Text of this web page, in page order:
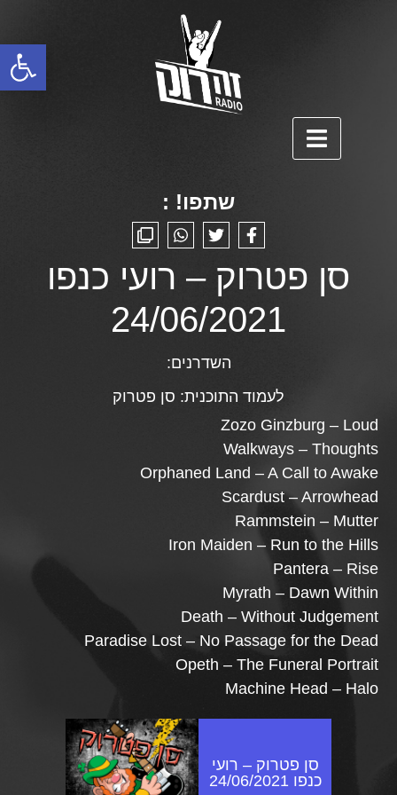
פתח סרגל נגישות
שתפו! :
סן פטרוק – רועי כנפו
24/06/2021
השדרנים:
לעמוד התוכנית: סן פטרוק
Zozo Ginzburg – Loud
Walkways – Thoughts
Orphaned Land – A Call to Awake
Scardust – Arrowhead
Rammstein – Mutter
Iron Maiden – Run to the Hills
Pantera – Rise
Myrath – Dawn Within
Death – Without Judgement
Paradise Lost – No Passage for the Dead
Opeth – The Funeral Portrait
Machine Head – Halo
סן פטרוק – רועי
כנפו 24/06/2021